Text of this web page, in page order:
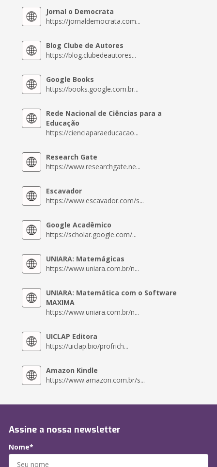
Jornal o Democrata
https://jornaldemocrata.com...
Blog Clube de Autores
https://blog.clubedeautores...
Google Books
https://books.google.com.br...
Rede Nacional de Ciências para a
Educação
https://cienciaparaeducacao...
Research Gate
https://www.researchgate.ne...
Escavador
https://www.escavador.com/s...
Google Acadêmico
https://scholar.google.com/...
UNIARA: Matemágicas
https://www.uniara.com.br/n...
UNIARA: Matemática com o Software
MAXIMA
https://www.uniara.com.br/n...
UICLAP Editora
https://uiclap.bio/profrich...
Amazon Kindle
https://www.amazon.com.br/s...
Assine a nossa newsletter
Nome*